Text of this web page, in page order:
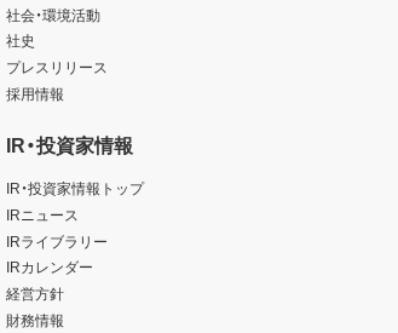
社会・環境活動
社史
プレスリリース
採用情報
IR・投資家情報
IR・投資家情報トップ
IRニュース
IRライブラリー
IRカレンダー
経営方針
財務情報